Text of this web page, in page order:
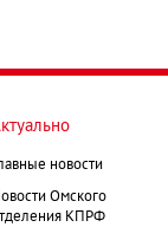
новости
Омского
КПРФ